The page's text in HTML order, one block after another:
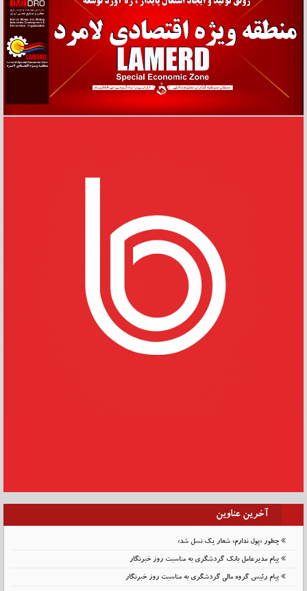
آخرین عناوین
چطور «پول ندارم» شعار یک نسل شد»
پیام مدیرعامل بانک گردشگری به مناسبت روز خبرنگار
پیام رئیس گروه مالی گردشگری به مناسبت روز خبرنگار